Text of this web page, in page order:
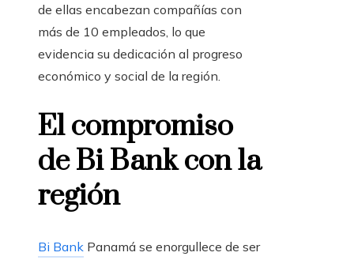
de ellas encabezan compañías con
más de 10 empleados, lo que
evidencia su dedicación al progreso
económico y social de la región.
El compromiso
de Bi Bank con la
región
Bi Bank Panamá se enorgullece de ser